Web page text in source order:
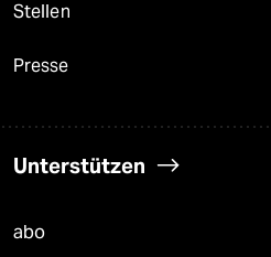
Stellen
Presse
Unterstützen
abo